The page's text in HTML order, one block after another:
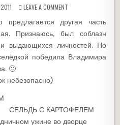
LEAVE A COMMENT
другая часть
Признаюсь, был соблазн
выдающихся личностей. Но
победила Владимира
🙂
небезопасно)
СЕЛЬДЬ С КАРТОФЕЛЕМ
ужине во дворце